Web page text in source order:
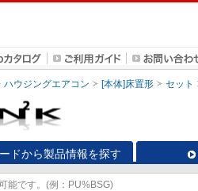
ハウジングエアコン [本体]床置形 セット
ドから製品情報を探す